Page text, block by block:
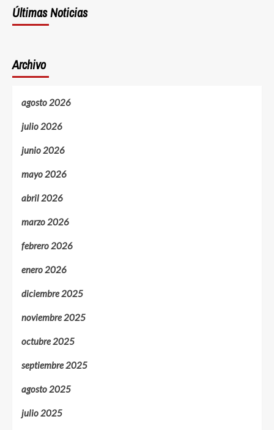
Últimas Noticias
Archivo
agosto 2026
julio 2026
junio 2026
mayo 2026
abril 2026
marzo 2026
febrero 2026
enero 2026
diciembre 2025
noviembre 2025
octubre 2025
septiembre 2025
agosto 2025
julio 2025